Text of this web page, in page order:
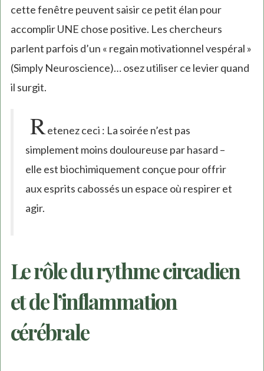
cette fenêtre peuvent saisir ce petit élan pour
accomplir UNE chose positive. Les chercheurs
parlent parfois d’un « regain motivationnel vespéral »
(Simply Neuroscience)… osez utiliser ce levier quand
il surgit.
Retenez ceci : La soirée n’est pas
simplement moins douloureuse par hasard –
elle est biochimiquement conçue pour offrir
aux esprits cabossés un espace où respirer et
agir.
Le rôle du rythme circadien
et de l’inflammation
cérébrale